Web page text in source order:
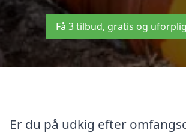
Få 3 tilbud, gratis og
Er du på udkig efter